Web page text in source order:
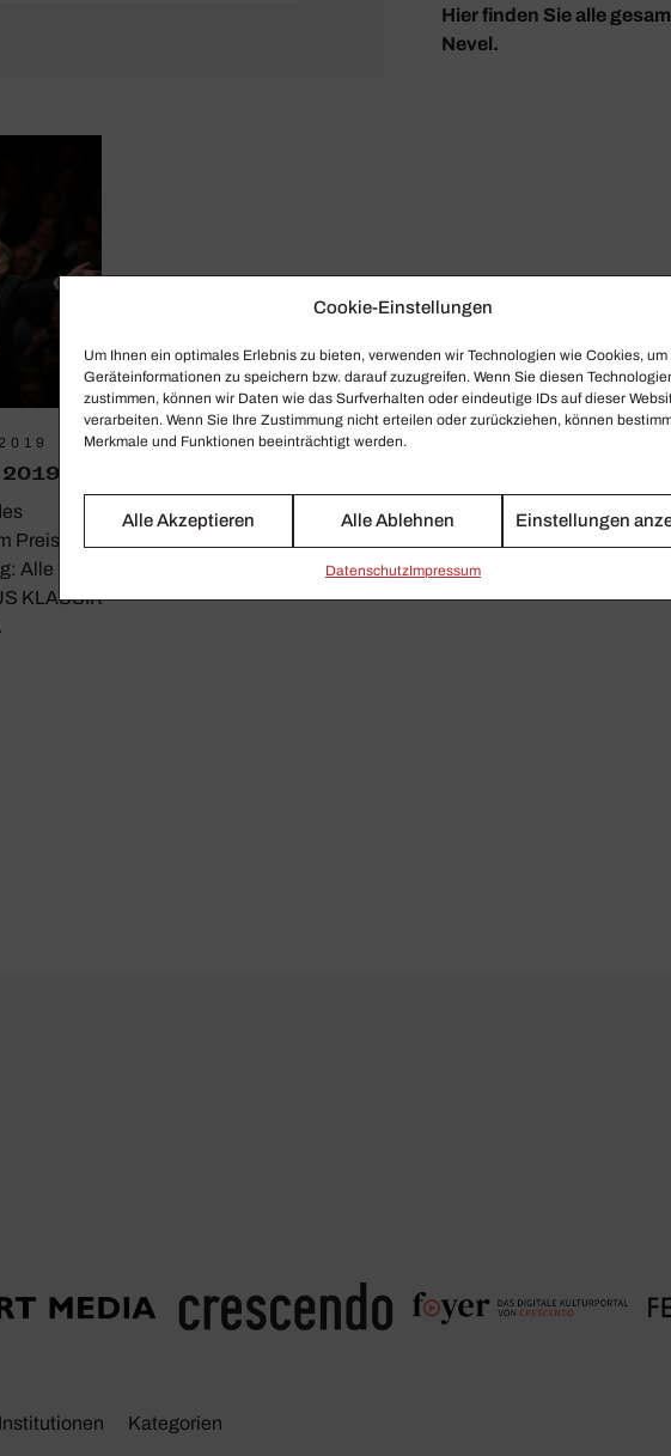
Cookie-Einstellungen
Um Ihnen ein optimales Erlebnis zu bieten, verwenden wir Technologien wie Cookies, um
Geräteinformationen zu speichern bzw. darauf zuzugreifen. Wenn Sie diesen
zustimmen, können wir Daten wie das Surfverhalten oder eindeutige IDs auf dieser
verarbeiten. Wenn Sie Ihre Zustimmung nicht erteilen oder zurückziehen, können
Merkmale und Funktionen beeinträchtigt werden.
Alle Akzeptieren Alle Ablehnen Einstellungen
Daten­schutzImpressum
Hier finden Sie alle
Nevel.
Preis für
Alle
KLASSIK
Insti­tu­tionen Kate­go­rien